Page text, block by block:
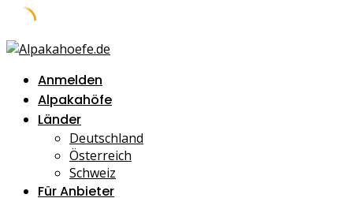
Skip
contentAnmelden
Alpakahöfe
Länder
Deutschland
Österreich
Schweiz
Für Anbieter